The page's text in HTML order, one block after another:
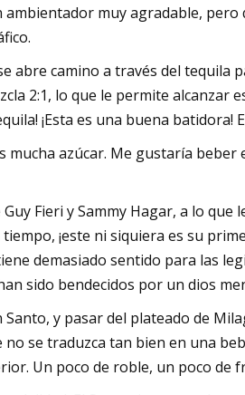
ambientador muy agradable,
abre camino a través del tequila
2:1, lo que le permite alcanzar
¡Esta es una buena
mucha azúcar. Me gustaría
Guy Fieri y Sammy Hagar, a lo
¡este ni siquiera es su
demasiado sentido para las
sido bendecidos por un dios
Santo, y pasar del plateado de
se traduzca tan bien en una
Un poco de roble, un poco de